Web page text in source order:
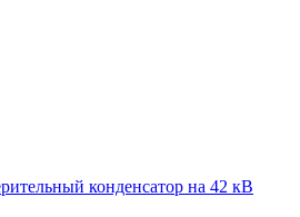
конденсатор на 42 кВ